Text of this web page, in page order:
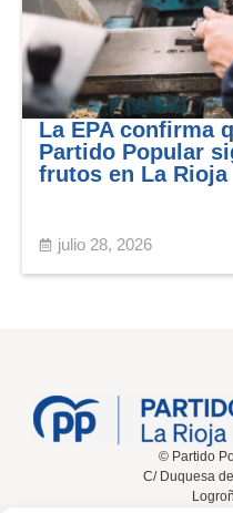
La EPA confirma
Partido Popular
frutos en La Rioja
julio 28, 2026
© Partido
C/ Duquesa